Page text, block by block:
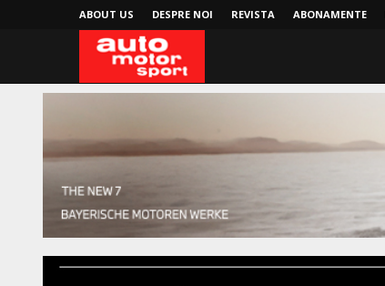
ABOUT US DESPRE NOI REVISTA ABONAMENTE